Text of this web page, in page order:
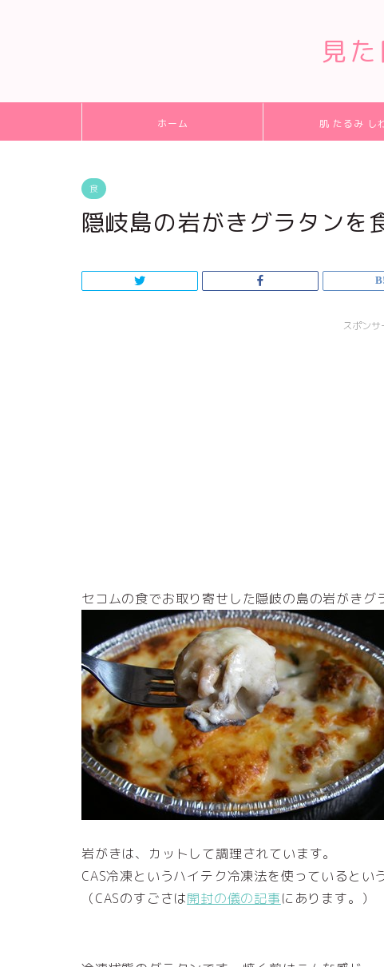
見
ホーム 肌 たるみ し
食
隠岐島の岩がきグラタンを
スポンサ
セコムの食でお取り寄せした隠岐の島の岩がきグ
岩がきは、カットして調理されています。
CAS冷凍というハイテク冷凍法を使っているとい
（CASのすごさは開封の儀の記事にあります。）